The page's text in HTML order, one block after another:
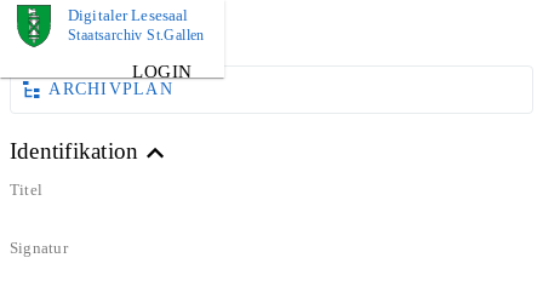
Digitaler Lesesaal
Staatsarchiv St.Gallen
LOGIN
DOKUMENT
ARCHIVPLAN
Identifikation
Titel
Signatur